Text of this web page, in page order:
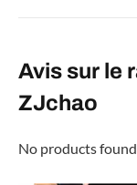
Avis sur le
ZJchao
No products